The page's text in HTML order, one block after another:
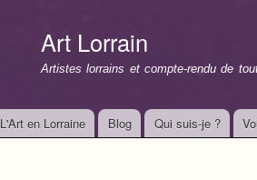
Art Lorrain
Artistes lorrains et compte-rendu de
L'Art en Lorraine Blog Qui suis-je ?